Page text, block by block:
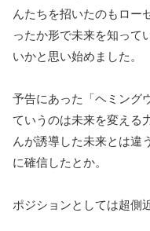
んたちを招いたのもロー
ったか形で未来を知って
いかと思い始めました。
予告にあった「ヘミング
ていうのは未来を変える
んが誘導した未来とは違
に確信したとか。
ポジションとしては超側